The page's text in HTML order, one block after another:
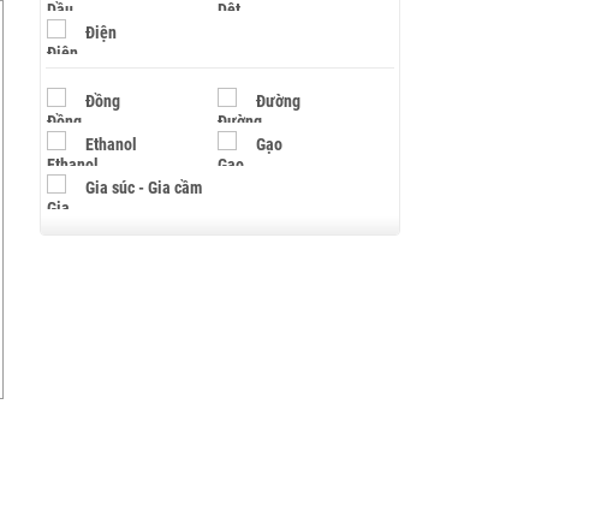
Điện
Đồng Đường
Ethanol Gạo
Gia súc - Gia cầm